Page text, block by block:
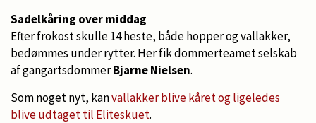
Sadelkåring over middag
Efter frokost skulle 14 heste, både hopper og vallakker,
bedømmes under rytter. Her fik dommerteamet selskab
af gangartsdommerBjarne Nielsen.
Som noget nyt, kanvallakker blive kåret og ligeledes
blive udtaget til Eliteskuet.